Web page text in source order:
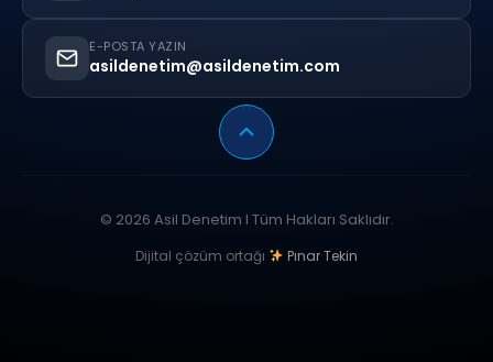
E-POSTA YAZIN
asildenetim@asildenetim.com
© 2026 Asil Denetim I Tüm Hakları Saklıdır.
Dijital çözüm ortağı Pınar Tekin